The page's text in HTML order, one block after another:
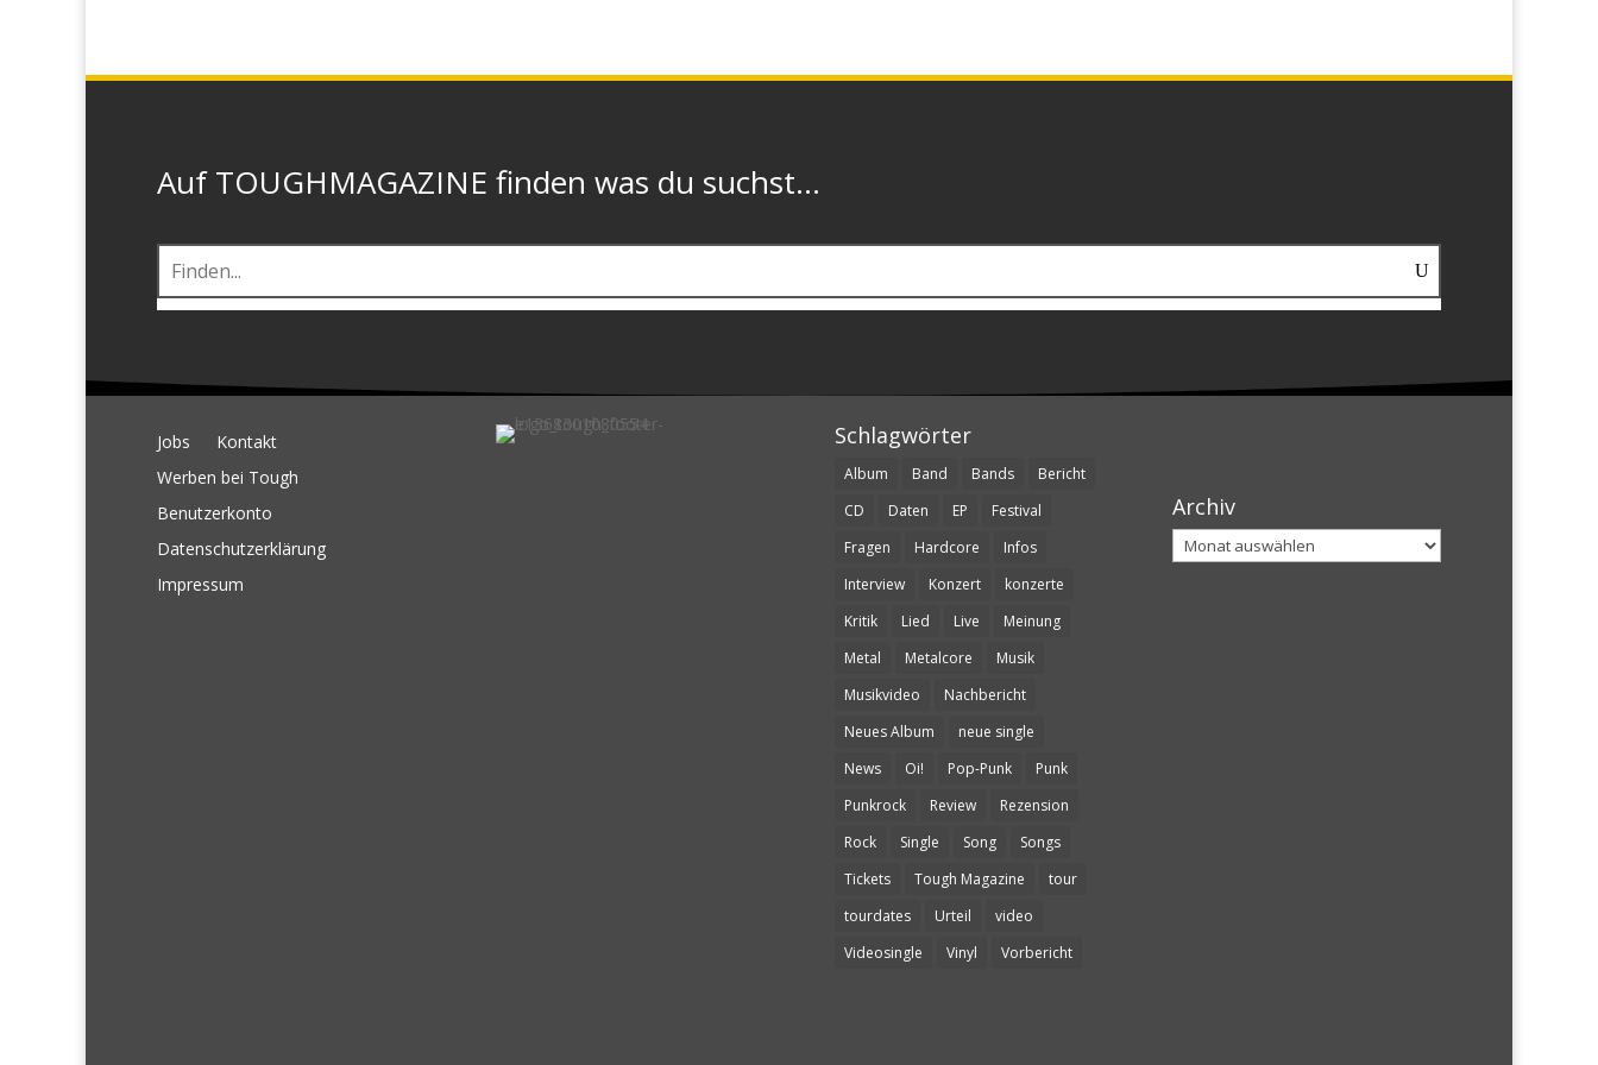
Auf TOUGHMAGAZINE finden was du suchst...
Jobs
Kontakt
Werben bei Tough
Benutzerkonto
Datenschutzerklärung
Impressum
Schlagwörter
Album Band Bands
Bericht
CD
Daten EP
Festival
Fragen
Hardcore
Infos
Interview
Konzert
konzerte
Kritik
Lied Live
Meinung
Metal
Metalcore
Musik
Musikvideo
Nachbericht
Neues Album
neue single
News
Oi! Pop-Punk
Punk
Punkrock
Review
Rezension
Rock
Single Song
Songs
Tickets
Tough Magazine
tour
tourdates
Urteil
video
Videosingle
Vinyl Vorbericht
Archiv
Archiv